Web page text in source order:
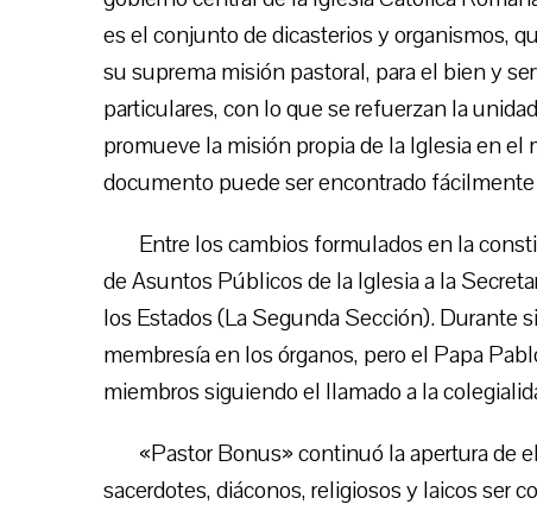
es el conjunto de dicasterios y organismos,
su suprema misión pastoral, para el bien y
particulares, con lo que se refuerzan la
promueve la misión propia de la Iglesia en
documento puede ser encontrado
Entre los cambios formulados en la
de Asuntos Públicos de la Iglesia a la
los Estados (La Segunda Sección). Durante
membresía en los órganos, pero el Papa
miembros siguiendo el llamado a la
«Pastor Bonus» continuó la apertura de
sacerdotes, diáconos, religiosos y laicos ser